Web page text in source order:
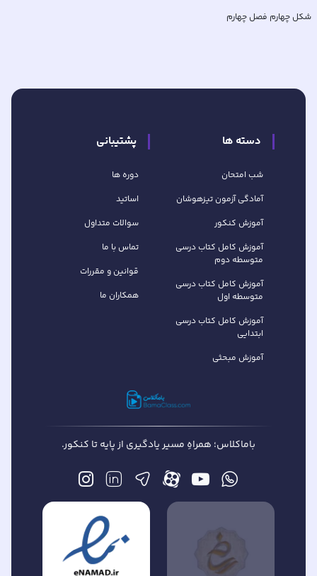
شکل چهارم فصل چهارم
دسته ها
شب امتحان
آمادگی آزمون تیزهوشان
آموزش کنکور
آموزش کامل کتاب‌ درسی
متوسطه دوم
آموزش کامل کتاب‌ درسی
متوسطه اول
آموزش کامل کتاب درسی
ابتدایی
آموزش مبحثی
پشتیبانی
دوره ها
اساتید
سوالات متداول
تماس با ما
قوانین و مقررات
همکاران ما
باماکلاس؛ همراهِ مسیر یادگیری از پایه تا کنکور.